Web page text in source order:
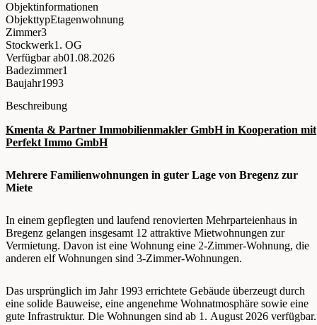
Objektinformationen
ObjekttypEtagenwohnung
Zimmer3
Stockwerk1. OG
Verfügbar ab01.08.2026
Badezimmer1
Baujahr1993
Beschreibung
Kmenta & Partner Immobilienmakler GmbH in Kooperation mit
Perfekt Immo GmbH
Mehrere Familienwohnungen in guter Lage von Bregenz zur
Miete
In einem gepflegten und laufend renovierten Mehrparteienhaus in
Bregenz gelangen insgesamt 12 attraktive Mietwohnungen zur
Vermietung. Davon ist eine Wohnung eine 2-Zimmer-Wohnung, die
anderen elf Wohnungen sind 3-Zimmer-Wohnungen.
Das ursprünglich im Jahr 1993 errichtete Gebäude überzeugt durch
eine solide Bauweise, eine angenehme Wohnatmosphäre sowie eine
gute Infrastruktur. Die Wohnungen sind ab 1. August 2026 verfügbar.